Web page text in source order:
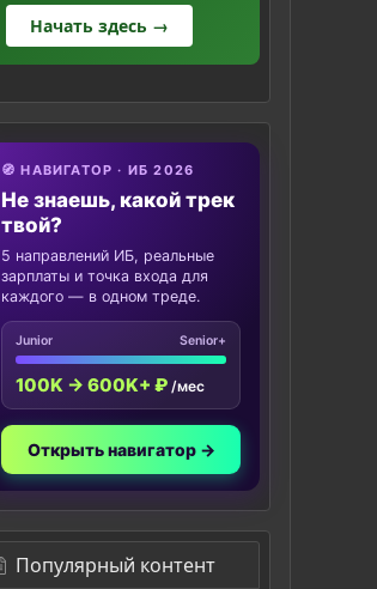
Начать здесь →
🧭 НАВИГАТОР · ИБ 2026
Не знаешь, какой трек
твой?
5 направлений ИБ, реальные
зарплаты и точка входа для
каждого — в одном треде.
Junior Senior+
100K → 600K+ ₽ /мес
Открыть навигатор →
Популярный контент